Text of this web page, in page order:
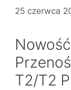
25 czerwca
T2/T2